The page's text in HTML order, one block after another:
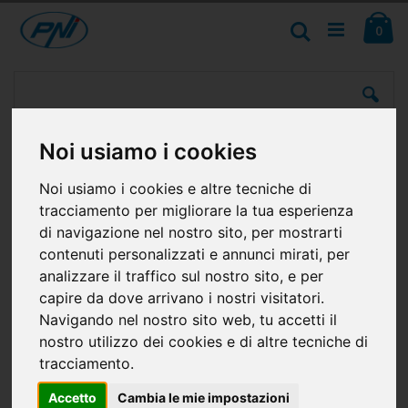
Noi usiamo i cookies
Noi usiamo i cookies e altre tecniche di
tracciamento per migliorare la tua esperienza
di navigazione nel nostro sito, per mostrarti
contenuti personalizzati e annunci mirati, per
analizzare il traffico sul nostro sito, e per
capire da dove arrivano i nostri visitatori.
Navigando nel nostro sito web, tu accetti il
nostro utilizzo dei cookies e di altre tecniche di
tracciamento.
Accetto Cambia le mie impostazioni
Salta
al
contenuto
0
Cerca
fine
galleria